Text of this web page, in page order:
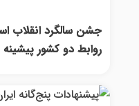
جشن سالگرد انقلاب
روابط دو کشور پیشینه